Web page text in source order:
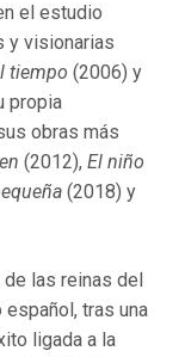
el estudio
y visionarias
tiempo (2006) y
propia
obras más
(2012), El niño
(2018) y
las reinas del
tras una
ligada a la